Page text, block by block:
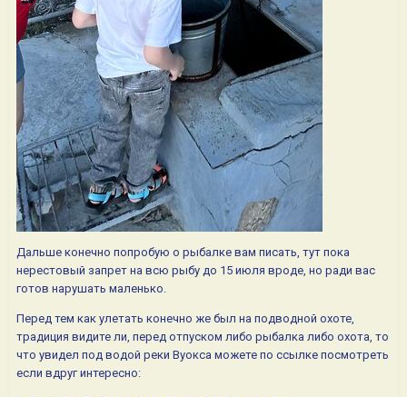
Дальше конечно попробую о рыбалке вам писать, тут пока
нерестовый запрет на всю рыбу до 15 июля вроде, но ради вас
готов нарушать маленько.
Перед тем как улетать конечно же был на подводной охоте,
традиция видите ли, перед отпуском либо рыбалка либо охота, то
что увидел под водой реки Вуокса можете по ссылке посмотреть
если вдруг интересно: